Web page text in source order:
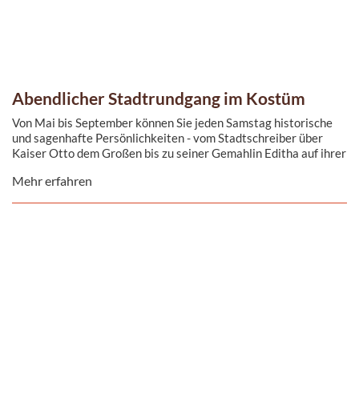
Abendlicher Stadtrundgang im Kostüm
Von Mai bis September können Sie jeden Samstag historische
und sagenhafte Persönlichkeiten - vom Stadtschreiber über
Kaiser Otto dem Großen bis zu seiner Gemahlin Editha auf ihrer
Mehr erfahren